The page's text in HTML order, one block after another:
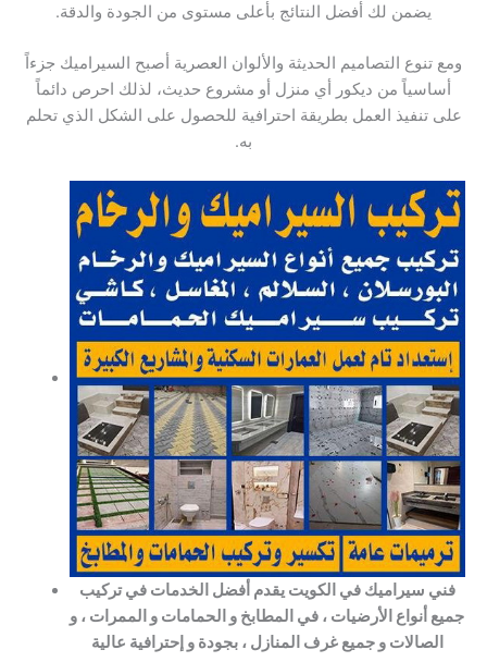
يضمن لك أفضل النتائج بأعلى مستوى من الجودة والدقة.
ومع تنوع التصاميم الحديثة والألوان العصرية أصبح السيراميك جزءاً
أساسياً من ديكور أي منزل أو مشروع حديث، لذلك احرص دائماً
على تنفيذ العمل بطريقة احترافية للحصول على الشكل الذي تحلم
به.
فني سيراميك في الكويت يقدم أفضل الخدمات في تركيب
جميع أنواع الأرضيات ، في المطابخ و الحمامات و الممرات ، و
الصالات و جميع غرف المنازل ، بجودة و إحترافية عالية